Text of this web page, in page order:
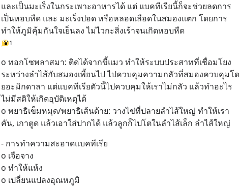
และเป็นมะเร็งในกระเพาะอาหารได้ แต่ แบคทีเรียนี้ก็จะช่วยลดการ
เป็นหอบหืด และ มะเร็งปอด หรือหลอดเลือดในสมองแตก โดยการ
ทำให้ภูมิคุ้มกันใจเย็นลง ไม่ไวกะสิ่งเร้าจนเกิดหอบหืด
1
o ทอกโซพลาสมา: ติดได้จากขี้แมว ทำให้ระบบประสาทที่เชื่อมโยง
ระหว่างลำไส้กับสมองเพี้ยนไป ไปควบคุมความกลัวที่สมองควบคุมโด
ยอะมิกดาลา แต่แบคทีเรียตัวนี้ไปควบคุมให้เราไม่กลัว แล้วทำอะไร
ไม่มีสติให้เกิดอุบัติเหตุได้
o พยาธิเข็มหมุด/พยาธิเส้นด้าย: วางไข่ที่ปลายลำไส้ใหญ่ ทำให้เรา
คัน, เกาตูด แล้วเอาใส่ปากได้ แล้วลูกก็ไปโตในลำไส้เล็ก ลำไส้ใหญ่
- การทำความสะอาดแบคทีเรีย
o เจือจาง
o ทำให้แห้ง
o เปลี่ยนแปลงอุณหภูมิ